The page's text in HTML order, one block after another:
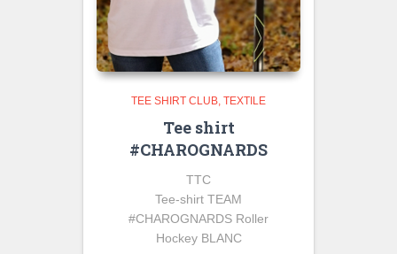
TEE SHIRT CLUB TEXTILE
Tee shirt
#CHAROGNARDS
TTC
Tee-shirt TEAM
#CHAROGNARDS Roller
Hockey BLANC